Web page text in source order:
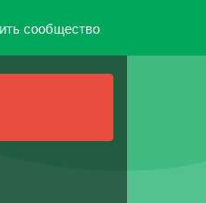
сообщество